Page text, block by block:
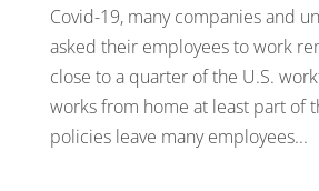
Covid-19, many companies and
asked their employees to work
close to a quarter of the U.S.
works from home at least part of
policies leave many employees...